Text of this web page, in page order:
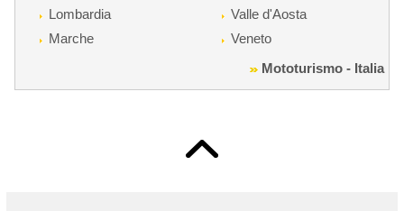
Lombardia
Marche
Valle d'Aosta
Veneto
Mototurismo - Italia